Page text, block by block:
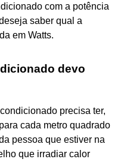
com a potência
saber qual a
em Watts.
devo
precisa ter,
cada metro quadrado
pessoa que estiver na
que irradiar calor